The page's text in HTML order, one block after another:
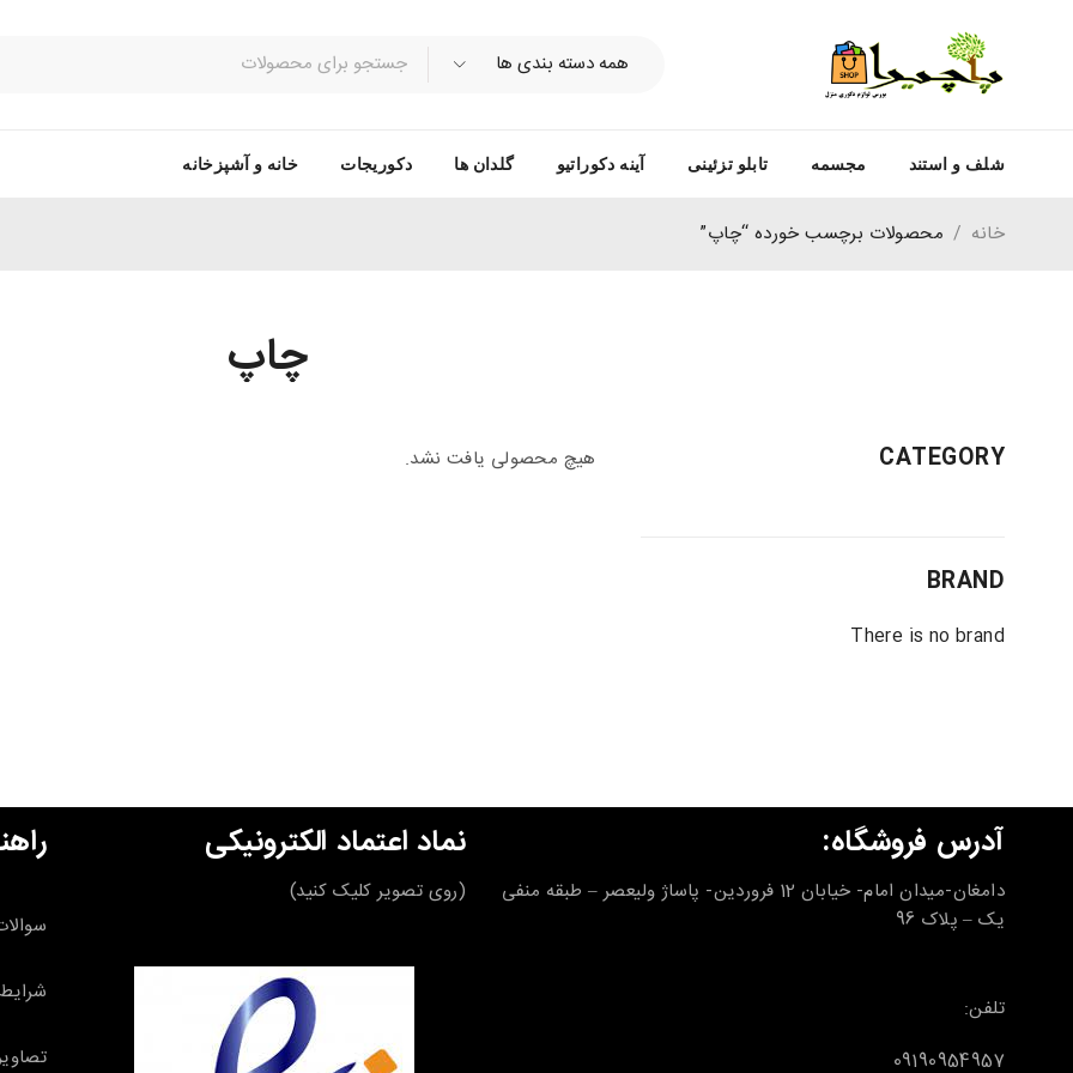
شلف و استند مجسمه تابلو تزئینی آینه دکوراتیو گلدان ها دکوریجات خانه و آشپزخانه
چاپ
خانه / محصولات برچسب خورده “چاپ”
CATEGORY
BRAND
There is no brand
هیچ محصولی یافت نشد.
آدرس فروشگاه:
دامغان-میدان امام- خیابان 12 فروردین- پاساژ ولیعصر – طبقه منفی
یک – پلاک 96
تلفن:
09190954957
نماد اعتماد الکترونیکی
(روی تصویر کلیک کنید)